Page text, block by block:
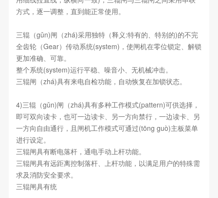
方式，逐一调整，直到能正常使用。
三辊（gǔn)闸（zhá)采用独特（释义:特有的、特别的)的不完
全齿轮（Gear）传动系统(system)，使闸机在零位锁定、解锁
更加准确、可靠。
整个系统(system)运行平稳、噪音小、无机械冲击。
三辊闸（zhá)具有来电自检功能，自动恢复在加锁状态。
4)三辊（gǔn)闸（zhá)具有多种工作模式(pattern)可供选择，
即可双向读卡，也可一边读卡、另一方向禁行，一边读卡、另
一方向自由通行，且闸机工作模式可通过(tōng guò)主板菜单
进行设定。
三辊闸具有断电落杆，通电手动上杆功能。
三辊闸具有远距离控制落杆、上杆功能，以满足用户的特殊需
求及消防安全要求。
三辊闸具有统